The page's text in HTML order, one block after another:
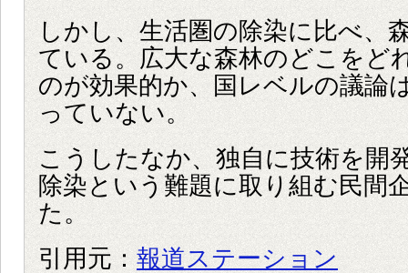
しかし、生活圏の除染に比べ、
ている。広大な森林のどこをど
のが効果的か、国レベルの議論
っていない。
こうしたなか、独自に技術を開
除染という難題に取り組む民間
た。
引用元： 報道ステーション